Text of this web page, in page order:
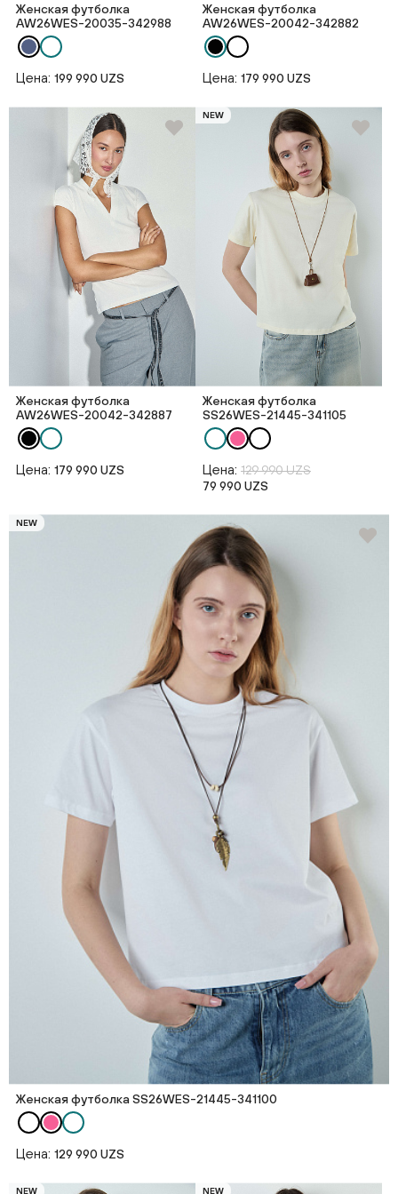
Женская футболка
AW26WES-20035-342988
Цена: 199 990 UZS
Женская футболка
AW26WES-20042-342882
Цена: 179 990 UZS
Женская футболка
AW26WES-20042-342887
Цена: 179 990 UZS
NEW
Женская футболка
SS26WES-21445-341105
Цена: 129 990 UZS
79 990 UZS
NEW
Женская футболка SS26WES-21445-341100
Цена: 129 990 UZS
NEW NEW